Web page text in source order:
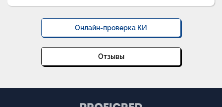
Онлайн-проверка КИ
Отзывы